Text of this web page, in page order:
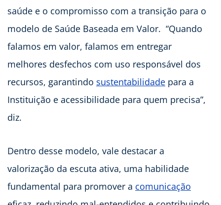
saúde e o compromisso com a transição para o
modelo de Saúde Baseada em Valor. “Quando
falamos em valor, falamos em entregar
melhores desfechos com uso responsável dos
recursos, garantindo sustentabilidade para a
Instituição e acessibilidade para quem precisa”,
diz.
Dentro desse modelo, vale destacar a
valorização da escuta ativa, uma habilidade
fundamental para promover a comunicação